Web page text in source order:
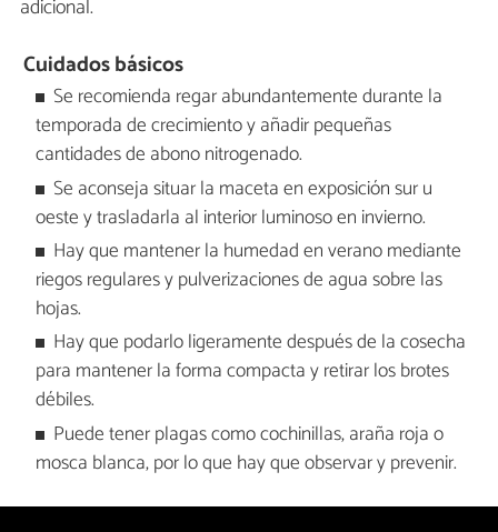
adicional.
Cuidados básicos
Se recomienda regar abundantemente durante la
temporada de crecimiento y añadir pequeñas
cantidades de abono nitrogenado.
Se aconseja situar la maceta en exposición sur u
oeste y trasladarla al interior luminoso en invierno.
Hay que mantener la humedad en verano mediante
riegos regulares y pulverizaciones de agua sobre las
hojas.
Hay que podarlo ligeramente después de la cosecha
para mantener la forma compacta y retirar los brotes
débiles.
Puede tener plagas como cochinillas, araña roja o
mosca blanca, por lo que hay que observar y prevenir.